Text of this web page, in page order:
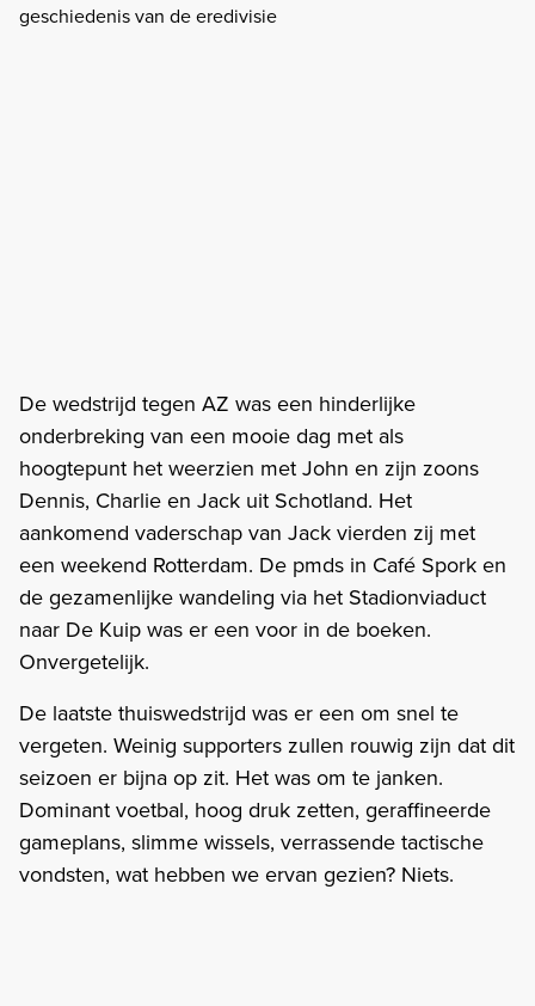
geschiedenis van de eredivisie
De wedstrijd tegen AZ was een hinderlijke
onderbreking van een mooie dag met als
hoogtepunt het weerzien met John en zijn zoons
Dennis, Charlie en Jack uit Schotland. Het
aankomend vaderschap van Jack vierden zij met
een weekend Rotterdam. De pmds in Café Spork en
de gezamenlijke wandeling via het Stadionviaduct
naar De Kuip was er een voor in de boeken.
Onvergetelijk.
De laatste thuiswedstrijd was er een om snel te
vergeten. Weinig supporters zullen rouwig zijn dat dit
seizoen er bijna op zit. Het was om te janken.
Dominant voetbal, hoog druk zetten, geraffineerde
gameplans, slimme wissels, verrassende tactische
vondsten, wat hebben we ervan gezien? Niets.